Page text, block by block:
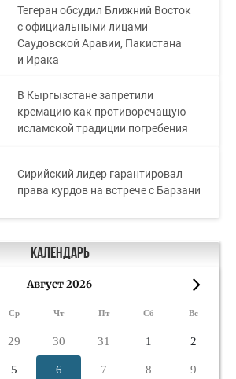
Тегеран обсудил Ближний Восток
с официальными лицами
Саудовской Аравии, Пакистана
и Ирака
В Кыргызстане запретили
кремацию как противоречащую
исламской традиции погребения
Сирийский лидер гарантировал
права курдов на встрече с Барзани
Календарь
Август 2026
Ср Чт Пт Сб Вс
29 30 31 1 2
5 6 7 8 9